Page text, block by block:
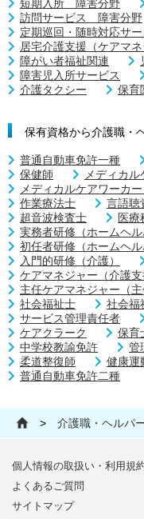
短期入所 障害分野
訪問サービス 障害分野
定期巡回・随時対応サー
居宅介護支援（ケアマネ
障がい者福祉関連
障害児入所サービス
介護タクシー
保育
保有資格から介護職・
普通自動車免許一種
保健師
メディカ
メディカルケアワーカ
作業療法士
言語聴
超音波検査士
医療
実務者研修（ホームヘル
初任者研修（ホームヘル
入門的研修（介護）
ケアマネジャー（介護支
主任ケアマネジャー（主
社会福祉士
社会福
サービス管理責任者
ケアクラーク
保育
中学校教諭免許
管
柔道整復師
健康運
普通自動車免許二種
> 介護職・ヘルパ
個人情報の取扱い・利用規
よくあるご質問
サイトマップ